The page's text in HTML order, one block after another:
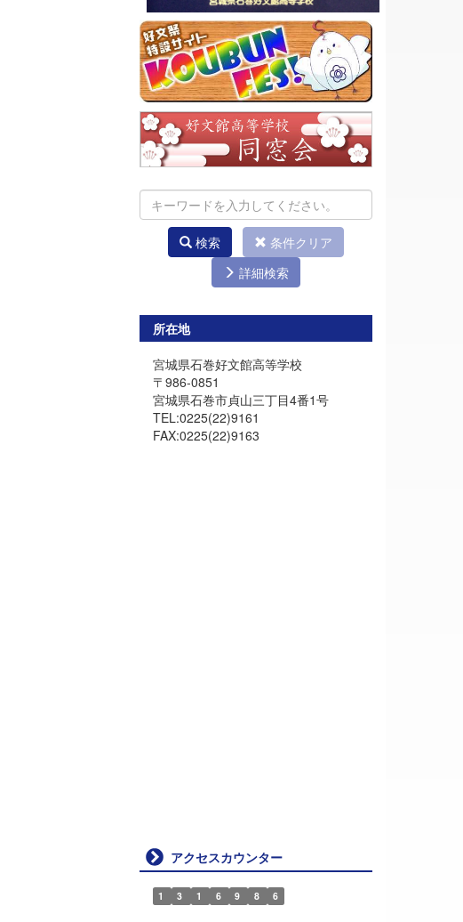
検索
条件クリア
詳細検索
所在地
宮城県石巻好文館高等学校
〒986-0851
宮城県石巻市貞山三丁目4番1号
TEL:0225(22)9161
FAX:0225(22)9163
アクセスカウンター
1 3 1 6 9 8 6